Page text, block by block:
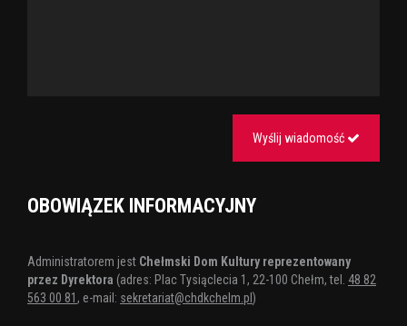
Wyślij wiadomość
OBOWIĄZEK INFORMACYJNY
Administratorem jest Chełmski Dom Kultury reprezentowany
przez Dyrektora (adres: Plac Tysiąclecia 1, 22-100 Chełm, tel. 48 82
563 00 81 , e-mail: sekretariat@chdkchelm.pl )